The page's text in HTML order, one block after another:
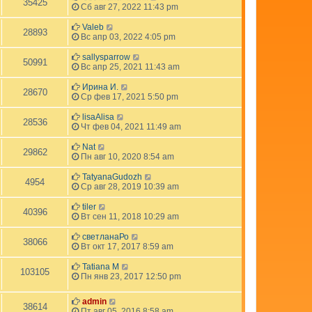
35425
Сб авг 27, 2022 11:43 pm
28893
Valeb
Вс апр 03, 2022 4:05 pm
50991
sallysparrow
Вс апр 25, 2021 11:43 am
28670
Ирина И.
Ср фев 17, 2021 5:50 pm
28536
lisaAlisa
Чт фев 04, 2021 11:49 am
29862
Nat
Пн авг 10, 2020 8:54 am
4954
TatyanaGudozh
Ср авг 28, 2019 10:39 am
40396
tiler
Вт сен 11, 2018 10:29 am
38066
светланаРо
Вт окт 17, 2017 8:59 am
103105
Tatiana M
Пн янв 23, 2017 12:50 pm
38614
admin